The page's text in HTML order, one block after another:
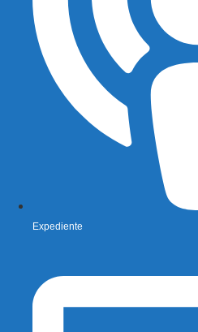
Expediente